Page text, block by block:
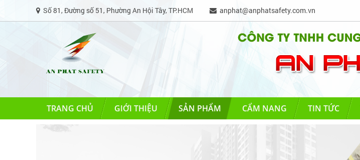
Số 81, Đường số 51, Phường An Hội Tây, TP.HCM anphat@anphatsafety.com.vn
TRANG CHỦ GIỚI THIỆU SẢN PHẨM CẨM NANG TIN TỨC